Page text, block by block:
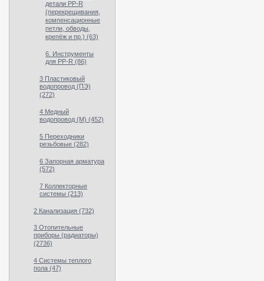
детали PP-R
(перекрещивания,
компенсационные
петли, обводы,
крепёж и пр.) (63)
6. Инструменты
для PP-R (86)
3 Пластиковый
водопровод (ПЭ)
(272)
4 Медный
водопровод (М) (452)
5 Переходники
резьбовые (282)
6 Запорная арматура
(572)
7 Коллекторные
системы (213)
2 Канализация (732)
3 Отопительные
приборы (радиаторы)
(2736)
4 Системы теплого
пола (47)